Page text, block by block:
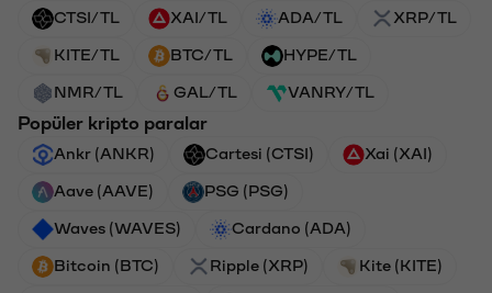
CTSI/TL XAI/TL ADA/TL XRP/TL
KITE/TL BTC/TL HYPE/TL
NMR/TL GAL/TL VANRY/TL
Popüler kripto paralar
Ankr (ANKR) Cartesi (CTSI) Xai (XAI)
Aave (AAVE) PSG (PSG)
Waves (WAVES) Cardano (ADA)
Bitcoin (BTC) Ripple (XRP) Kite (KITE)